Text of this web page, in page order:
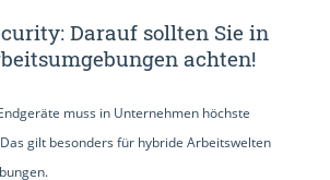
Darauf sollten Sie in
achten!
muss in Unternehmen höchste
gilt besonders für hybride Arbeitswelten